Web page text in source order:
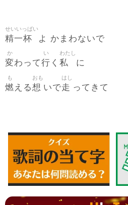
精一杯
せいいっぱい
よ かまわないで
変
か
わって行
い
く 私
わたし
に
燃
も
える想
おも
いで走
はし
ってきて